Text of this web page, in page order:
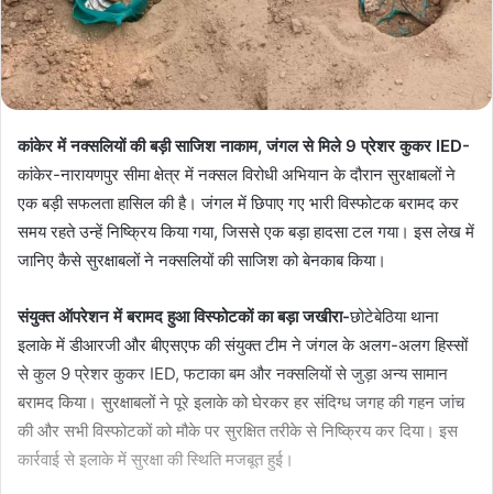
कांकेर में नक्सलियों की बड़ी साजिश नाकाम, जंगल से मिले 9 प्रेशर कुकर IED-
कांकेर-नारायणपुर सीमा क्षेत्र में नक्सल विरोधी अभियान के दौरान सुरक्षाबलों ने
एक बड़ी सफलता हासिल की है। जंगल में छिपाए गए भारी विस्फोटक बरामद कर
समय रहते उन्हें निष्क्रिय किया गया, जिससे एक बड़ा हादसा टल गया। इस लेख में
जानिए कैसे सुरक्षाबलों ने नक्सलियों की साजिश को बेनकाब किया।
संयुक्त ऑपरेशन में बरामद हुआ विस्फोटकों का बड़ा जखीरा-छोटेबेठिया थाना
इलाके में डीआरजी और बीएसएफ की संयुक्त टीम ने जंगल के अलग-अलग हिस्सों
से कुल 9 प्रेशर कुकर IED, फटाका बम और नक्सलियों से जुड़ा अन्य सामान
बरामद किया। सुरक्षाबलों ने पूरे इलाके को घेरकर हर संदिग्ध जगह की गहन जांच
की और सभी विस्फोटकों को मौके पर सुरक्षित तरीके से निष्क्रिय कर दिया। इस
कार्रवाई से इलाके में सुरक्षा की स्थिति मजबूत हुई।